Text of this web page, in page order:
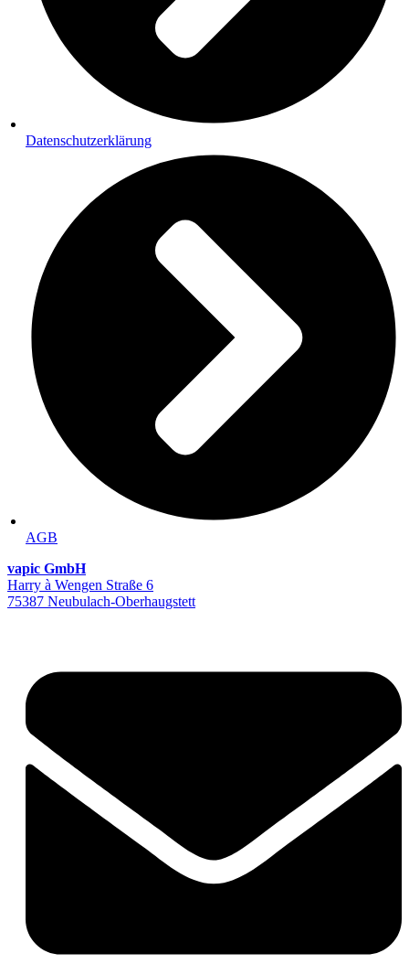
Datenschutzerklärung
AGB
vapic GmbH
Harry à Wengen Straße 6
75387 Neubulach-Oberhaugstett